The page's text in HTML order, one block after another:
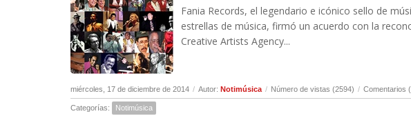
Fania Records, el legendario e icónico sello de
estrellas de música, firmó un acuerdo con la
Creative Artists Agency...
miércoles, 17 de diciembre de 2014 / Autor: Notimúsica / Número de vistas (2594) / Comentarios
Categorías: Notimúsica